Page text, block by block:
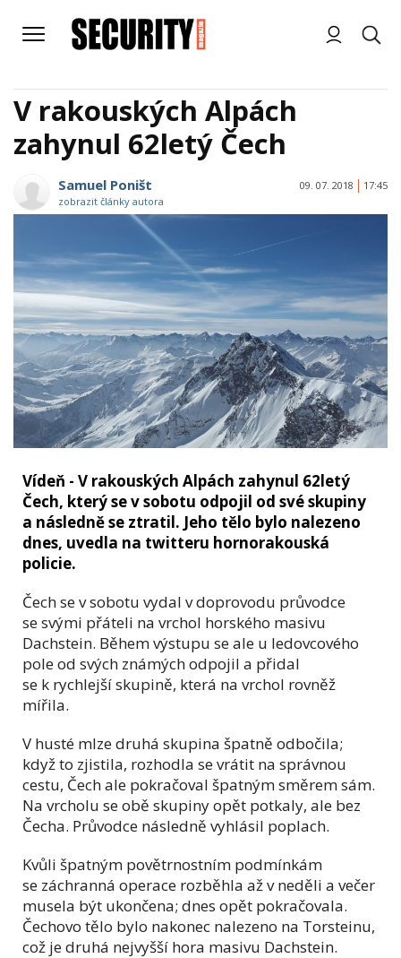
V rakouských Alpách
zahynul 62letý Čech
Samuel Poništ
zobrazit články autora
09. 07. 2018 17:45
Vídeň - V rakouských Alpách zahynul 62letý
Čech, který se v sobotu odpojil od své skupiny
a následně se ztratil. Jeho tělo bylo nalezeno
dnes, uvedla na twitteru hornorakouská
policie.
Čech se v sobotu vydal v doprovodu průvodce
se svými přáteli na vrchol horského masivu
Dachstein. Během výstupu se ale u ledovcového
pole od svých známých odpojil a přidal
se k rychlejší skupině, která na vrchol rovněž
mířila.
V husté mlze druhá skupina špatně odbočila;
když to zjistila, rozhodla se vrátit na správnou
cestu, Čech ale pokračoval špatným směrem sám.
Na vrcholu se obě skupiny opět potkaly, ale bez
Čecha. Průvodce následně vyhlásil poplach.
Kvůli špatným povětrnostním podmínkám
se záchranná operace rozběhla až v neděli a večer
musela být ukončena; dnes opět pokračovala.
Čechovo tělo bylo nakonec nalezeno na Torsteinu,
což je druhá nejvyšší hora masivu Dachstein.